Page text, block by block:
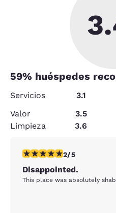
59% huéspedes
Servicios 3.1
Valor
3.5
Limpieza
3.6
calificación de 2 estrellas.
2/5
Disappointed.
This place was absolutely